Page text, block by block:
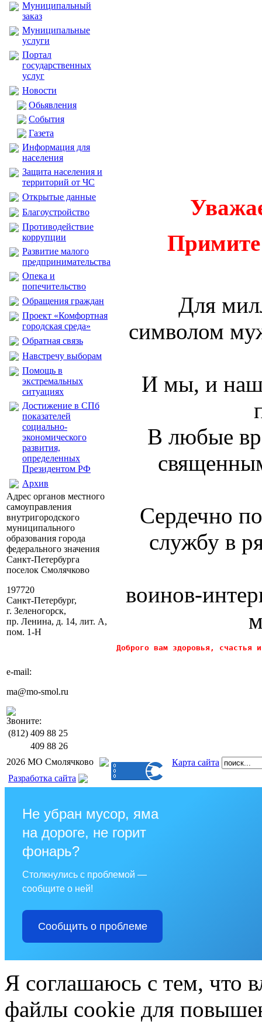
Муниципальный
заказ
Муниципальные
услуги
Портал
государственных
услуг
Новости
Обьявления
События
Газета
Информация для
населения
Защита населения и
территорий от ЧС
Открытые данные
Благоустройство
Противодействие
коррупции
Развитие малого
предпринимательства
Опека и
попечительство
Обращения граждан
Проект «Комфортная
городская среда»
Обратная связь
Навстречу выборам
Помощь в
экстремальных
ситуациях
Достижение в СПб
показателей
социально-
экономического
развития,
определенных
Президентом РФ
Архив
Адрес органов местного
самоуправления
внутригородского
муниципального
образования города
федерального значения
Санкт-Петербурга
поселок Смолячково
197720
Санкт-Петербург,
г. Зеленогорск,
пр. Ленина, д. 14, лит. А,
пом. 1-Н
e-mail:
ma@mo-smol.ru
Звоните:
(812) 409 88 25
409 88 26
Примите
Для
символом
И мы, и
В любые
Сердечно
службу в
воинов-
Доброго вам здоровья, счастья
2026 МО Смолячково
Карта сайта
Разработка сайта
Не убран мусор, яма
на дороге, не горит
фонарь?
Столкнулись с проблемой —
сообщите о ней!
Сообщить о проблеме
Я соглашаюсь с тем, что
файлы cookie для